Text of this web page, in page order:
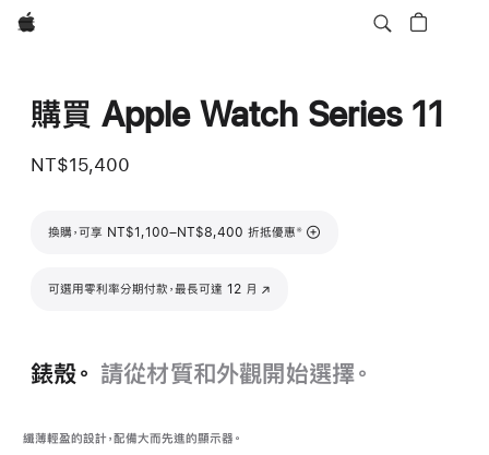
Apple
購買 Apple Watch Series 11
NT$15,400
換購，可享 NT$1,100–NT$8,400 折抵優惠
註腳
※
可選用零利率分期付款，最長可達 12 月
(以新視窗開啟)
錶殼。 請從材質和外觀開始選擇。
纖薄輕盈的設計，配備大而先進的顯示器。